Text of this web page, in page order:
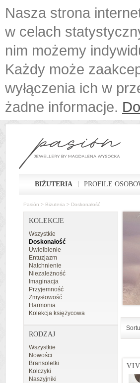
Nasza strona
w celach
nim możemy
Każdy może
wyłączenia ich w
żadne informacje.
BIŻUTERIA PROFILE
Pasión > Biżuteria > Doskonałość
KOLEKCJE
Wszystkie
Doskonałość
Uwielbienie
Entuzjazm
Natchnienie
Niezależność
Imaginacja
Przyjemność
Zmysłowość
Harmonia
Kolekcja księżycowa
RODZAJ
Wszystkie
Nowości
Bransoletki
Kolczyki
Naszyjniki